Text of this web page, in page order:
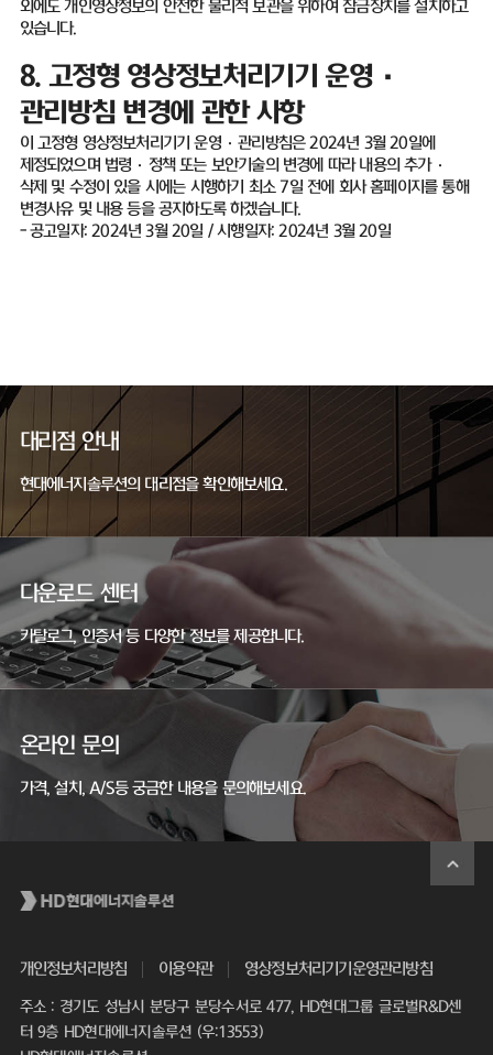
외에도 개인영상정보의 안전한 물리적 보관을 위하여 잠금장치를 설치하고
있습니다.
8. 고정형 영상정보처리기기 운영·
관리방침 변경에 관한 사항
이 고정형 영상정보처리기기 운영·관리방침은2024년 3월20일에
제정되었으며 법령 · 정책 또는 보안기술의 변경에 따라 내용의 추가·
삭제 및 수정이 있을 시에는 시행하기 최소7일 전에 회사 홈페이지를 통해
변경사유 및 내용 등을 공지하도록 하겠습니다.
-공고일자: 2024년3월 20일 /시행일자: 2024년 3월20일
대리점 안내
현대에너지솔루션의 대리점을 확인해보세요.
다운로드 센터
카탈로그, 인증서 등 다양한 정보를 제공합니다.
온라인 문의
가격, 설치, A/S등 궁금한 내용을 문의해보세요.
개인정보처리방침 이용약관 영상정보처리기기운영관리방침
주소 : 경기도 성남시 분당구 분당수서로 477, HD현대그룹 글로벌R&D센
터 9층 HD현대에너지솔루션 (우:13553)